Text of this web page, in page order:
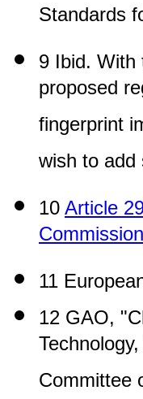
Standards
9 Ibid. With
proposed
fingerprint
wish to
10 Article
11
12 GAO,
Committee